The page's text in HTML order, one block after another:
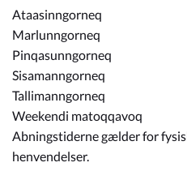
Ataasinngorneq
Marlunngorneq
Pinqasunngorneq
Sisamanngorneq
Tallimanngorneq
Weekendi matoqqavoq
Abningstiderne gælder for
henvendelser.